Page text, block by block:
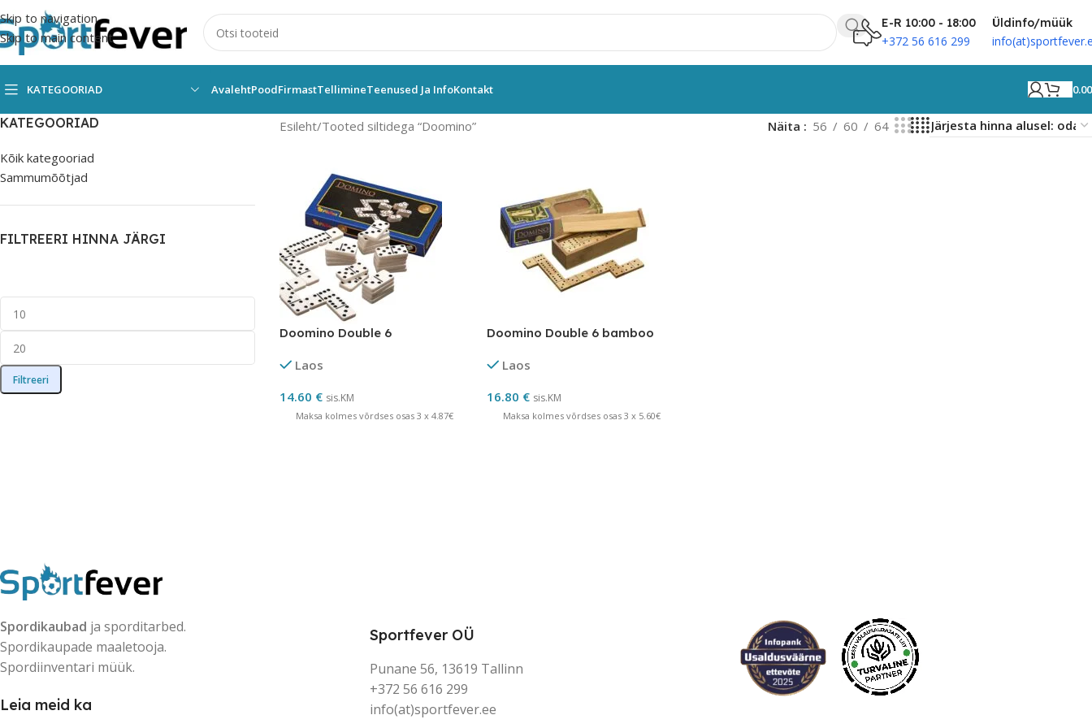
Skip to navigation
Skip to main content
E-R 10:00 - 18:00
+372 56 616 299
Üldinfo/müük
KATEGOORIAD AvalehtPoodFirmastTellimineTeenused Ja InfoKontakt
KATEGOORIAD
Kõik kategooriad
Sammumõõtjad
FILTREERI HINNA JÄRGI
Filtreeri
Esileht Tooted siltidega “Doomino” Näita 56 60 64
Doomino Double 6
Laos
14.60 € sis.KM
Maksa kolmes võrdses osas 3 x 4.87€
Doomino Double 6 bamboo
Laos
16.80 € sis.KM
Maksa kolmes võrdses osas 3 x 5.60€
Spordikaubad ja sporditarbed.
Spordikaupade maaletooja.
Spordiinventari müük.
Leia meid ka
Sportfever OÜ
Punane 56, 13619 Tallinn
+372 56 616 299
info(at)sportfever.ee